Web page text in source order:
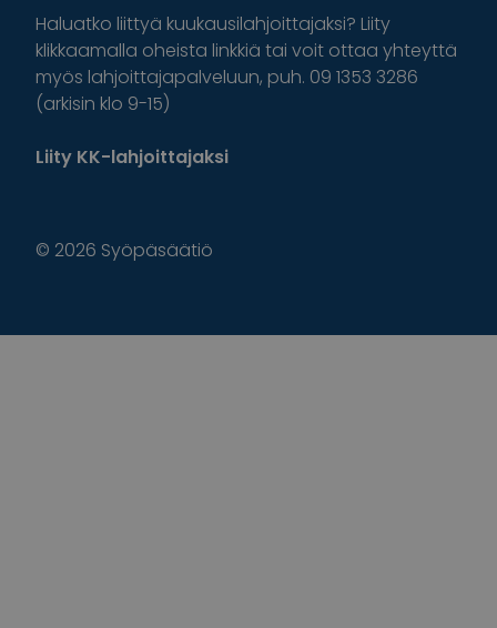
Haluatko liittyä kuukausilahjoittajaksi? Liity
klikkaamalla oheista linkkiä tai voit ottaa yhteyttä
myös lahjoittajapalveluun, puh. 09 1353 3286
(arkisin klo 9-15)
Liity KK-lahjoittajaksi
© 2026 Syöpäsäätiö